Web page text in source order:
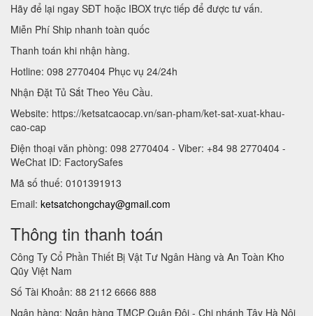
Hãy để lại ngay SĐT hoặc IBOX trực tiếp để được tư vấn.
Miễn Phí Ship nhanh toàn quốc
Thanh toán khi nhận hàng.
Hotline: 098 2770404 Phục vụ 24/24h
Nhận Đặt Tủ Sắt Theo Yêu Cầu.
Website: https://ketsatcaocap.vn/san-pham/ket-sat-xuat-khau-
cao-cap
Điện thoại văn phòng: 098 2770404 - Viber: +84 98 2770404 -
WeChat ID: FactorySafes
Mã số thuế: 0101391913
Email: ketsatchongchay@gmail.com
Thông tin thanh toán
Công Ty Cổ Phần Thiết Bị Vật Tư Ngân Hàng và An Toàn Kho
Qũy Việt Nam
Số Tài Khoản: 88 2112 6666 888
Ngân hàng: Ngân hàng TMCP Quân Đội - Chi nhánh Tây Hà Nội